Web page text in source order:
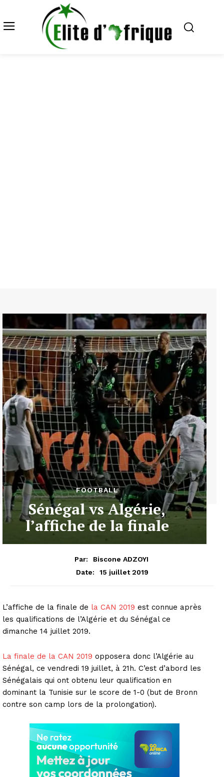
FOOTBALL
Sénégal vs Algérie,
l’affiche de la finale
Par:
Biscone ADZOYI
Date:
15 juillet 2019
L’affiche de la finale de la CAN 2019 est connue après
les qualifications de l’Algérie et du Sénégal ce
dimanche 14 juillet 2019.
La finale de la CAN 2019 opposera donc l’Algérie au
Sénégal, ce vendredi 19 juillet, à 21h. C’est d’abord les
Sénégalais qui ont obtenu leur qualification en
dominant la Tunisie sur le score de 1-0 (but de Bronn
contre son camp lors de la prolongation).